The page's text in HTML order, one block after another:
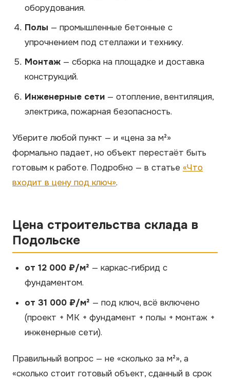
оборудования.
Полы — промышленные бетонные с
упрочнением под стеллажи и технику.
Монтаж— сборка на площадке и доставка
конструкций.
Инженерные сети— отопление, вентиляция,
электрика, пожарная безопасность.
Уберите любой пункт — и «цена за м²»
формально падает, но объект перестаёт быть
готовым к работе. Подробно — в статье «Что
входит в цену под ключ».
Цена строительства склада в
Подольске
от 12 000 ₽/м² — каркас-гибрид с
фундаментом.
от 31 000 ₽/м² — под ключ, всё включено
(проект + МК + фундамент + полы + монтаж +
инженерные сети).
Правильный вопрос — не «сколько за м²», а
«сколько стоит готовый объект, сданный в срок